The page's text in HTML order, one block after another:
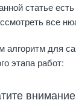
статье
все
для
этапа работ: